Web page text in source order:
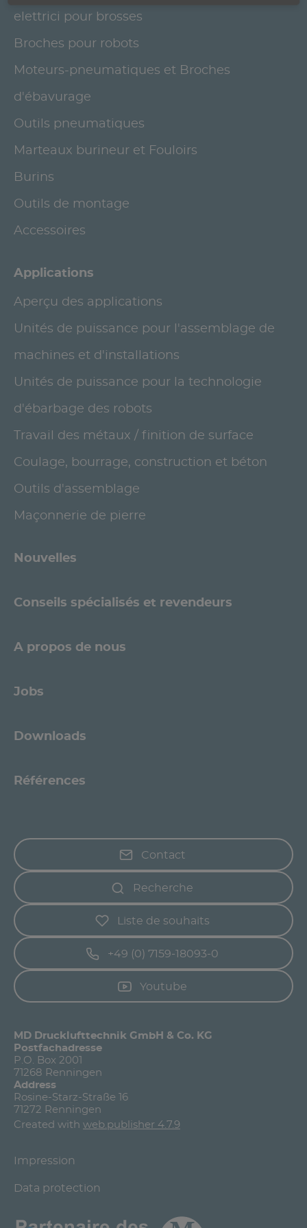
elettrici pour brosses
Broches pour robots
Moteurs-pneumatiques et Broches
d'ébavurage
Outils pneumatiques
Marteaux burineur et Fouloirs
Burins
Outils de montage
Accessoires
Applications
Aperçu des applications
Unités de puissance pour l'assemblage de
machines et d'installations
Unités de puissance pour la technologie
d'ébarbage des robots
Travail des métaux / finition de surface
Coulage, bourrage, construction et béton
Outils d'assemblage
Maçonnerie de pierre
Nouvelles
Conseils spécialisés et revendeurs
A propos de nous
Jobs
Downloads
Références
Contact
Recherche
Liste de souhaits
+49 (0) 7159-18093-0
Youtube
MD Drucklufttechnik GmbH & Co. KG
Postfachadresse
P.O. Box 2001
71268 Renningen
Address
Rosine-Starz-Straße 16
71272 Renningen
Created with web.publisher 4.7.9
Impression
Data protection